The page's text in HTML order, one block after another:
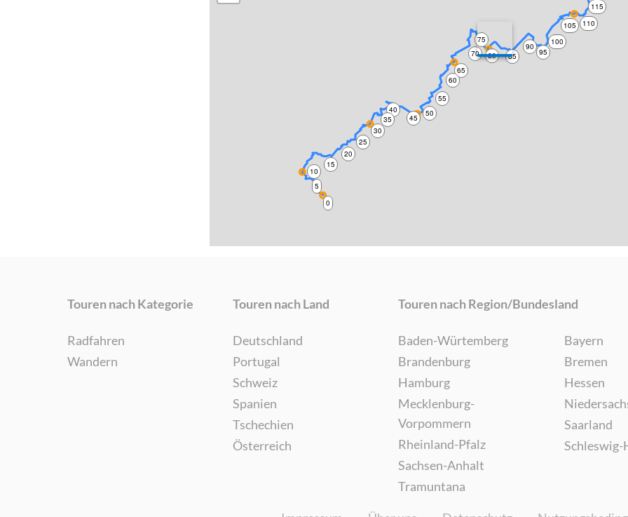
0
5
10
15
20
25
30
35
40
45
50
55
60
65
70
75
80
85
90
95
100
105 110
115
Touren nach Kategorie
Radfahren
Wandern
Touren nach Land
Deutschland
Portugal
Schweiz
Spanien
Tschechien
Österreich
Touren nach Region/Bundesland
Baden-Würtemberg
Brandenburg
Hamburg
Mecklenburg-
Vorpommern
Rheinland-Pfalz
Sachsen-Anhalt
Tramuntana
Bayern
Bremen
Hessen
Saarland